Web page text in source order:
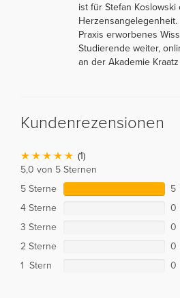
ist für Stefan Koslowski
Praxis erworbenes
Studierende weiter,
an der Akademie
Kundenrezensionen
(1)
5,0 von 5 Sternen
5 Sterne
5
4 Sterne
0
3 Sterne
0
2 Sterne
0
1 Stern
0